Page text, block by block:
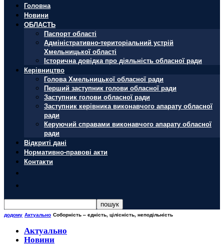
Головна
Новини
ОБЛАСТЬ
Паспорт області
Адміністративно-територіальний устрій
Хмельницької області
Історична довідка про діяльність обласної ради
Керівництво
Голова Хмельницької обласної ради
Перший заступник голови обласної ради
Заступник голови обласної ради
Заступник керівника виконавчого апарату обласної
ради
Керуючий справами виконавчого апарату обласної
ради
Відкриті дані
Нормативно-правові акти
Контакти
додому Актуально Соборність – єдність, цілісність, неподільність
Актуально
Новини